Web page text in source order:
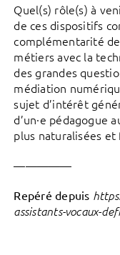
Quel(s) rôle(s) à
de ces dispositifs
complémentarité
métiers avec la
des grandes
médiation
sujet d’intérêt
d’un·e pédagogue
plus naturalisées et
—————
Repéré depuis
assistants-vocaux-